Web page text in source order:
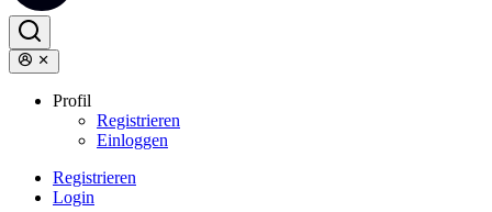
Profil
Registrieren
Einloggen
Registrieren
Login